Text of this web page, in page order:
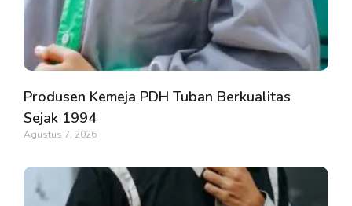
Produsen Kemeja PDH Tuban Berkualitas
Sejak 1994
Agustus 7, 2026